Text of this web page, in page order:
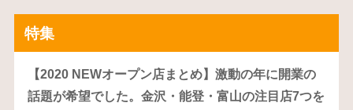
特集
【2020 NEWオープン店まとめ】激動の年に開業の
話題が希望でした。金沢・能登・富山の注目店7つを